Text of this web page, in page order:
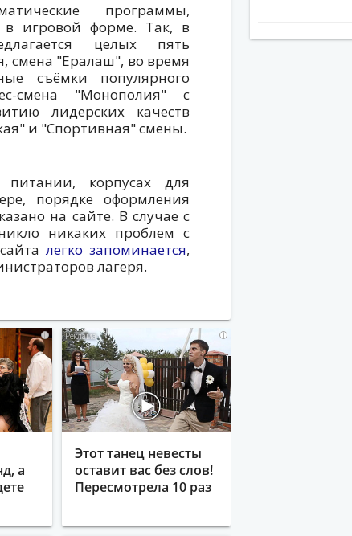
программы,
в игровой форме. Так, в
целых пять
смена "Ералаш", во время
съёмки популярного
смена "Монополия" с
лидерских качеств
и "Спортивная" смены.
корпусах для
порядке оформления
на сайте. В случае с
никаких проблем с
легко запоминается,
лагеря.
i
а
i
Этот танец невесты
оставит вас без слов!
Пересмотрела 10 раз